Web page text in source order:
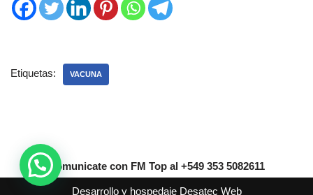
Etiquetas: VACUNA
Comunicate con FM Top al +549 353 5082611
Desarrollo y hospedaje Desatec Web